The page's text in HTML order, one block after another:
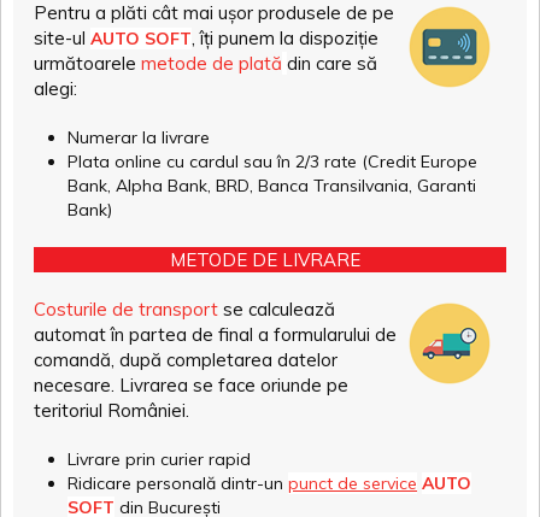
Pentru a plăti cât mai ușor produsele de pe
site-ul AUTO SOFT, îți punem la dispoziție
următoarele metode de plată din care să
alegi:
Numerar la livrare
Plata online cu cardul sau în 2/3 rate (Credit Europe
Bank, Alpha Bank, BRD, Banca Transilvania, Garanti
Bank)
METODE DE LIVRARE
Costurile de transport se calculează
automat în partea de final a formularului de
comandă, după completarea datelor
necesare. Livrarea se face oriunde pe
teritoriul României.
Livrare prin curier rapid
Ridicare personală dintr-un punct de service AUTO
SOFT din București